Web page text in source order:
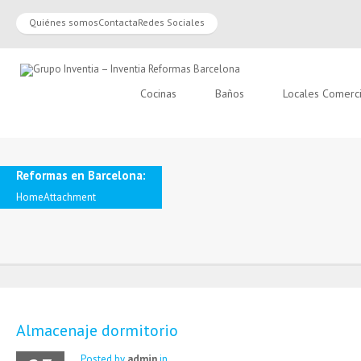
Quiénes somosContactaRedes Sociales
Cocinas Baños Locales
Reformas en Barcelona:
HomeAttachment
Almacenaje dormitorio